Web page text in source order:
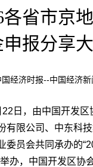
各省市京
申报分享
经济时报--中国经济新
22日，由中国开发
有限公司、中东科
委员会共同承办的
办，中国开发区协